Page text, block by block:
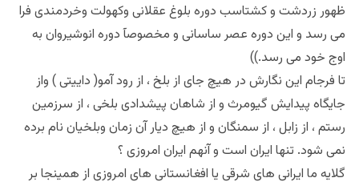
ظهور زردشت و کشتاسب دوره بلوغ عقلانی وکهولت وخردمندی فرا
می رسد و این دوره عصر ساسانی و مخصوصآ دوره انوشیروان به
اوج خود می رسد.))
تا فرجام این نگارش در هیچ جای از بلخ ، از رود آمو( داییتی ) واز
جایگاه پیدایش گیومرث و از شاهان پیشدادی بلخی ، از سرزمین
رستم ، از زابل ، از سمنگان و از هیچ دیار آن زمان وبلخیان نام برده
نمی شود. تنها ایران است و آنهم ایران امروزی ؟
گلایه ما ایرانی های شرقی یا افغانستانی های امروزی از همینجا بر